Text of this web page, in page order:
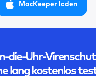
MacKeeper laden
die-Uhr-
lang kostenlos